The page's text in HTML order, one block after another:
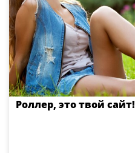
Роллер, это твой сайт!